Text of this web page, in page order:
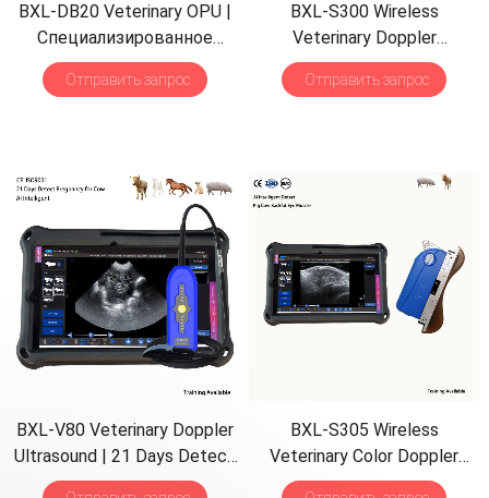
BXL-DB20 Veterinary OPU|
Специализированное
оборудование для
разведения | Backfat Eye
Отправить запрос
BXL-S300 Wireless
Veterinary Doppler
Ultrasound21Days Detect
HD Image |IPX7 AI
Отправить запрос
BXL-V80 Veterinary Doppler
Ultrasound
| 21 Days Detect
h Battery|Backfat&
BXL-S305 Wireless
Veterinary Color Doppler
Backfat Eye Muscle